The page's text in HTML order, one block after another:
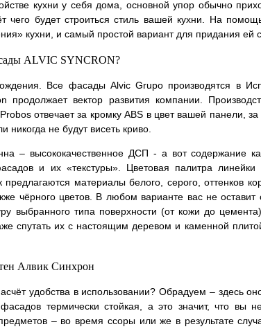
кухни у себя дома, основной упор обычно
чего будет строиться стиль вашей кухни. На
кухни, и самый простой вариант для придания ей
ALVIC SYNCRON?
Все фасады Alvic Grupo производятся в
продолжает вектор развития компании.
отвечает за кромку ABS в цвет вашей панели,
никогда не будут висеть криво.
– высококачественное ДСП - а вот содержание
и их «текстуры». Цветовая палитра
материалы белого, серого, оттенков
чёрного цветов. В любом варианте вас не
выбранного типа поверхности (от кожи до
спутать их с настоящим деревом и каменной
Алвик Синхрон
удобства в использовании? Обрадуем – здесь
фасадов термически стойкая, а это значит, что
– во время ссоры или же в результате